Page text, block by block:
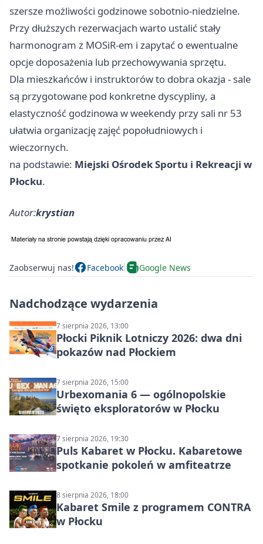
szersze możliwości godzinowe sobotnio-niedzielne.
Przy dłuższych rezerwacjach warto ustalić stały
harmonogram z MOSiR-em i zapytać o ewentualne
opcje doposażenia lub przechowywania sprzętu.
Dla mieszkańców i instruktorów to dobra okazja - sale
są przygotowane pod konkretne dyscypliny, a
elastyczność godzinowa w weekendy przy sali nr 53
ułatwia organizację zajęć popołudniowych i
wieczornych.
na podstawie: Miejski Ośrodek Sportu i Rekreacji w
Płocku.
Autor:krystian
Zaobserwuj nas! Facebook Google News
Nadchodzące wydarzenia
7 sierpnia 2026, 13:00
Płocki Piknik Lotniczy 2026: dwa dni
pokazów nad Płockiem
7 sierpnia 2026, 15:00
Urbexomania 6 — ogólnopolskie
święto eksploratorów w Płocku
7 sierpnia 2026, 19:30
Puls Kabaret w Płocku. Kabaretowe
spotkanie pokoleń w amfiteatrze
8 sierpnia 2026, 18:00
Kabaret Smile z programem CONTRA
w Płocku